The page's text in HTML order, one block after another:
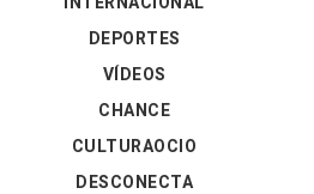
DEPORTES
VÍDEOS
CHANCE
CULTURAOCIO
DESCONECTA